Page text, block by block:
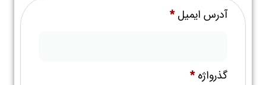
آدرس ایمیل*
گذرواژه*